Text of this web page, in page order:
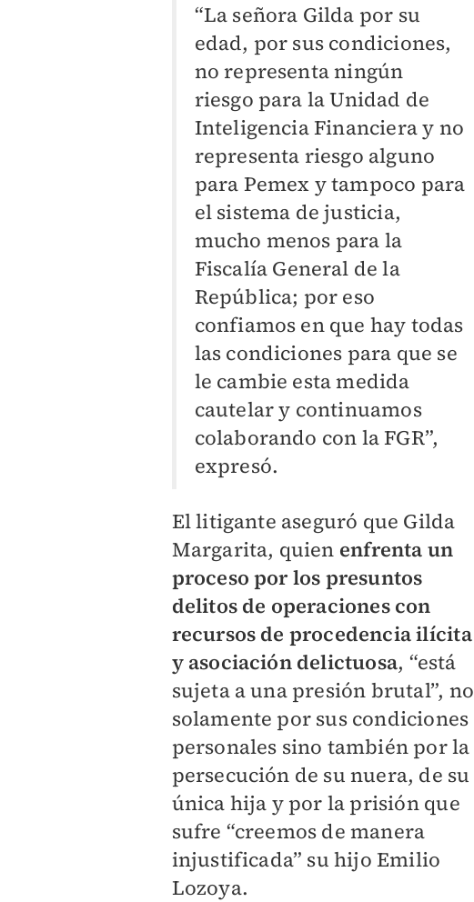
“La señora Gilda por su
edad, por sus condiciones,
no representa ningún
riesgo para la Unidad de
Inteligencia Financiera y no
representa riesgo alguno
para Pemex y tampoco para
el sistema de justicia,
mucho menos para la
Fiscalía General de la
República; por eso
confiamos en que hay todas
las condiciones para que se
le cambie esta medida
cautelar y continuamos
colaborando con la FGR”,
expresó.
El litigante aseguró que Gilda
Margarita, quien enfrenta un
proceso por los presuntos
delitos de operaciones con
recursos de procedencia ilícita
y asociación delictuosa, “está
sujeta a una presión brutal”, no
solamente por sus condiciones
personales sino también por la
persecución de su nuera, de su
única hija y por la prisión que
sufre “creemos de manera
injustificada” su hijo Emilio
Lozoya.